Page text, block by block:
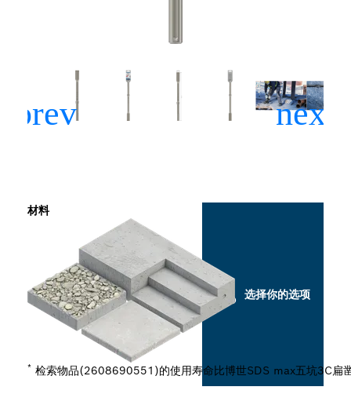
材料
* 检索物品(2608690551)的使用寿命比博世SDS max五坑3C扁
选择你的选项